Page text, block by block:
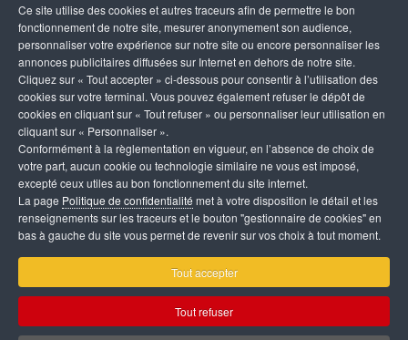
Ce site utilise des cookies et autres traceurs afin de permettre le bon
fonctionnement de notre site, mesurer anonymement son audience,
personnaliser votre expérience sur notre site ou encore personnaliser les
annonces publicitaires diffusées sur Internet en dehors de notre site.
Cliquez sur « Tout accepter » ci-dessous pour consentir à l’utilisation des
cookies sur votre terminal. Vous pouvez également refuser le dépôt de
cookies en cliquant sur « Tout refuser » ou personnaliser leur utilisation en
cliquant sur « Personnaliser ».
Conformément à la règlementation en vigueur, en l’absence de choix de
votre part, aucun cookie ou technologie similaire ne vous est imposé,
excepté ceux utiles au bon fonctionnement du site internet.
La page Politique de confidentialité met à votre disposition le détail et les
renseignements sur les traceurs et le bouton "gestionnaire de cookies" en
bas à gauche du site vous permet de revenir sur vos choix à tout moment.
Tout accepter
Tout refuser
DESCRIPTION
Club labellisé FFN – Agréé Ecole de Natation
Pratique de la natation sportive à partir de 4 ans.
Apprentissage, perfectionnement, compétitions,
DÉTAILS
Adresse
Bernard IV
Téléphone
06 78 87 17 99